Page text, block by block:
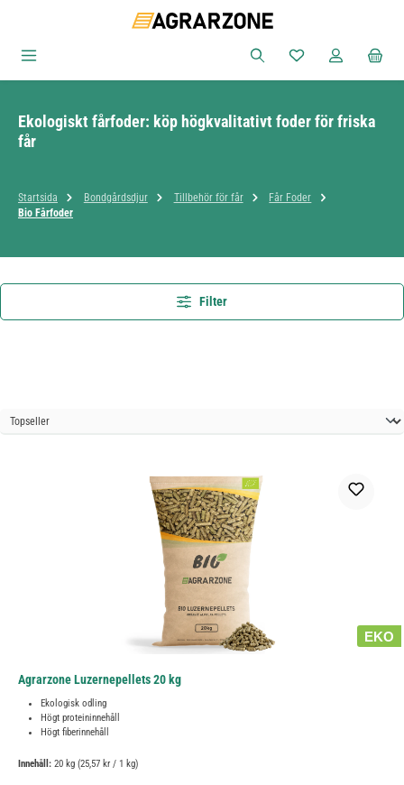
Du har 0 objekt i
Ekologiskt fårfoder: köp högkvalitativt foder för friska
får
Startsida Bondgårdsdjur Tillbehör för får
Får Foder
Bio Fårfoder
Filter
EKO
Agrarzone Luzernepellets 20 kg
Ekologisk odling
Högt proteininnehåll
Högt fiberinnehåll
Innehåll: 20 kg (25,57 kr / 1 kg)